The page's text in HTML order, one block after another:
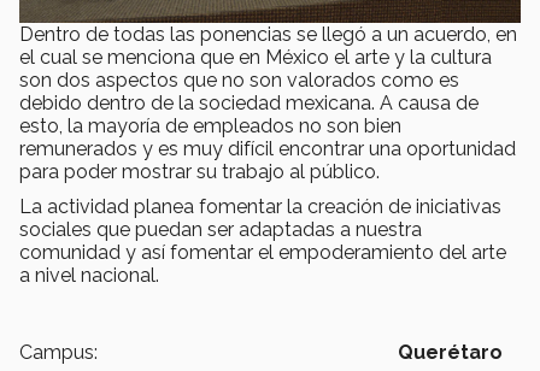
Dentro de todas las ponencias se llegó a un acuerdo, en
el cual se menciona que en México el arte y la cultura
son dos aspectos que no son valorados como es
debido dentro de la sociedad mexicana. A causa de
esto, la mayoría de empleados no son bien
remunerados y es muy difícil encontrar una oportunidad
para poder mostrar su trabajo al público.
La actividad planea fomentar la creación de iniciativas
sociales que puedan ser adaptadas a nuestra
comunidad y así fomentar el empoderamiento del arte
a nivel nacional.
Campus: Querétaro